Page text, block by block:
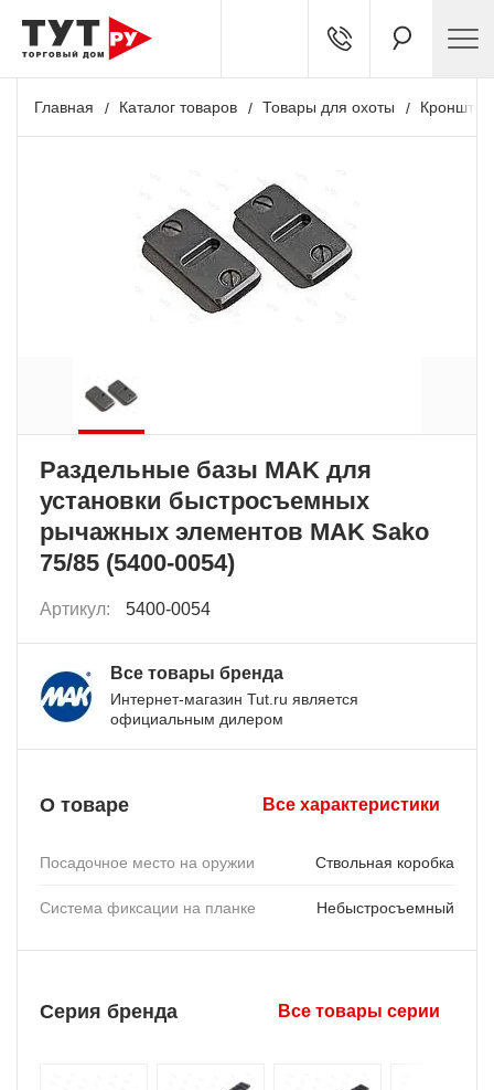
Главная Каталог товаров Товары для охоты
Раздельные базы MAK для
установки быстросъемных
рычажных элементов MAK Sako
75/85 (5400-0054)
Артикул: 5400-0054
Все товары бренда
Интернет-магазин Tut.ru является
официальным дилером
О товаре Все характеристики
Посадочное место на оружии Ствольная коробка
Система фиксации на планке Небыстросъемный
Серия бренда Все товары серии